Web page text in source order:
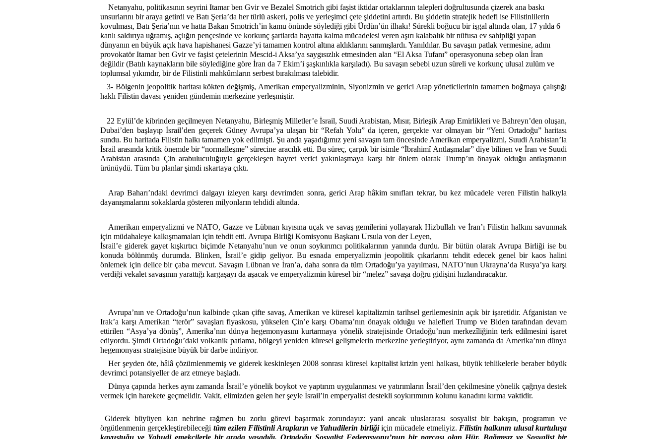
Netanyahu, politikasının seyrini Itamar ben Gvir ve Bezalel Smotrich gibi faşist iktidar ortaklarının talepleri doğrultusunda çizerek ana baskı
unsurlarını bir araya getirdi ve Batı Şeria’da her türlü askeri, polis ve yerleşimci çete şiddetini artırdı. Bu şiddetin stratejik hedefi ise Filistinlilerin
kovulması, Batı Şeria’nın ve hatta Bakan Smotrich’in kamu önünde söylediği gibi Ürdün’ün ilhakı! Sürekli boğucu bir işgal altında olan, 17 yılda 6
kanlı saldırıya uğramış, açlığın pençesinde ve korkunç şartlarda hayatta kalma mücadelesi veren aşırı kalabalık bir nüfusa ev sahipliği yapan
dünyanın en büyük açık hava hapishanesi Gazze’yi tamamen kontrol altına aldıklarını sanmışlardı. Yanıldılar. Bu savaşın patlak vermesine, adını
provokatör Itamar ben Gvir ve faşist çetelerinin Mescid-i Aksa’ya saygısızlık etmesinden alan “El Aksa Tufanı” operasyonuna sebep olan İran
değildir (Batılı kaynakların bile söylediğine göre İran da 7 Ekim’i şaşkınlıkla karşıladı). Bu savaşın sebebi uzun süreli ve korkunç ulusal zulüm ve
toplumsal yıkımdır, bir de Filistinli mahkûmların serbest bırakılması talebidir.
3- Bölgenin jeopolitik haritası kökten değişmiş, Amerikan emperyalizminin, Siyonizmin ve gerici Arap yöneticilerinin tamamen boğmaya çalıştığı
haklı Filistin davası yeniden gündemin merkezine yerleşmiştir.
22 Eylül’de kibrinden geçilmeyen Netanyahu, Birleşmiş Milletler’e İsrail, Suudi Arabistan, Mısır, Birleşik Arap Emirlikleri ve Bahreyn’den oluşan,
Dubai’den başlayıp İsrail’den geçerek Güney Avrupa’ya ulaşan bir “Refah Yolu” da içeren, gerçekte var olmayan bir “Yeni Ortadoğu” haritası
sundu. Bu haritada Filistin halkı tamamen yok edilmişti. Şu anda yaşadığımız yeni savaşın tam öncesinde Amerikan emperyalizmi, Suudi Arabistan’la
İsrail arasında kritik önemde bir “normalleşme” sürecine aracılık etti. Bu süreç, çarpık bir isimle “İbrahimî Antlaşmalar” diye bilinen ve İran ve Suudi
Arabistan arasında Çin arabuluculuğuyla gerçekleşen hayret verici yakınlaşmaya karşı bir önlem olarak Trump’ın önayak olduğu antlaşmanın
ürünüydü. Tüm bu planlar şimdi ıskartaya çıktı.
Arap Baharı’ndaki devrimci dalgayı izleyen karşı devrimden sonra, gerici Arap hâkim sınıfları tekrar, bu kez mücadele veren Filistin halkıyla
dayanışmalarını sokaklarda gösteren milyonların tehdidi altında.
Amerikan emperyalizmi ve NATO, Gazze ve Lübnan kıyısına uçak ve savaş gemilerini yollayarak Hizbullah ve İran’ı Filistin halkını savunmak
için müdahaleye kalkışmamaları için tehdit etti. Avrupa Birliği Komisyonu Başkanı Ursula von der Leyen,
İsrail’e giderek gayet kışkırtıcı biçimde Netanyahu’nun ve onun soykırımcı politikalarının yanında durdu. Bir bütün olarak Avrupa Birliği ise bu
konuda bölünmüş durumda. Blinken, İsrail’e gidip geliyor. Bu esnada emperyalizmin jeopolitik çıkarlarını tehdit edecek genel bir kaos halini
önlemek için delice bir çaba mevcut. Savaşın Lübnan ve İran’a, daha sonra da tüm Ortadoğu’ya yayılması, NATO’nun Ukrayna’da Rusya’ya karşı
verdiği vekalet savaşının yarattığı kargaşayı da aşacak ve emperyalizmin küresel bir “melez” savaşa doğru gidişini hızlandıracaktır.
Avrupa’nın ve Ortadoğu’nun kalbinde çıkan çifte savaş, Amerikan ve küresel kapitalizmin tarihsel gerilemesinin açık bir işaretidir. Afganistan ve
Irak’a karşı Amerikan “terör” savaşları fiyaskosu, yükselen Çin’e karşı Obama’nın önayak olduğu ve halefleri Trump ve Biden tarafından devam
ettirilen “Asya’ya dönüş”, Amerika’nın dünya hegemonyasını kurtarmaya yönelik stratejisinde Ortadoğu’nun merkezîliğinin terk edilmesini işaret
ediyordu. Şimdi Ortadoğu’daki volkanik patlama, bölgeyi yeniden küresel gelişmelerin merkezine yerleştiriyor, aynı zamanda da Amerika’nın dünya
hegemonyası stratejisine büyük bir darbe indiriyor.
Her şeyden öte, hâlâ çözümlenmemiş ve giderek keskinleşen 2008 sonrası küresel kapitalist krizin yeni halkası, büyük tehlikelerle beraber büyük
devrimci potansiyeller de arz etmeye başladı.
Dünya çapında herkes aynı zamanda İsrail’e yönelik boykot ve yaptırım uygulanması ve yatırımların İsrail’den çekilmesine yönelik çağrıya destek
vermek için harekete geçmelidir. Vakit, elimizden gelen her şeyle İsrail’in emperyalist destekli soykırımının kolunu kanadını kırma vaktidir.
Giderek büyüyen kan nehrine rağmen bu zorlu görevi başarmak zorundayız: yani ancak uluslararası sosyalist bir bakışın, programın ve
örgütlenmenin gerçekleştirebileceği tüm ezilen Filistinli Arapların ve Yahudilerin birliğiiçin mücadele etmeliyiz. Filistin halkının ulusal kurtuluşa
kavuştuğu ve Yahudi emekçilerle bir arada yaşadığı, Ortadoğu Sosyalist Federasyonu’nun bir parçası olan Hür, Bağımsız ve Sosyalist bir